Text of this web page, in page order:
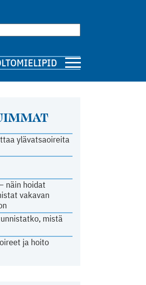
MIELIPIDE
ylävatsaoireita
näin hoidat
vakavan
mistä
ja hoito